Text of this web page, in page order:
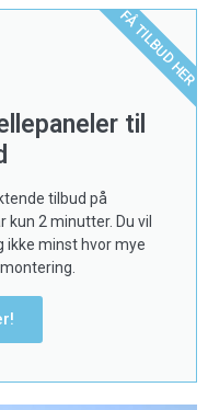
til
tilbud på
kun 2 minutter. Du vil
ikke minst hvor mye
FÅ TILBUD HER